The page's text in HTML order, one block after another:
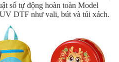
số tự động hoàn toàn Model
DTF như vali, bút và túi xách.